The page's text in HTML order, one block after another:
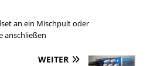
an ein Mischpult oder
anschließen
WEITER